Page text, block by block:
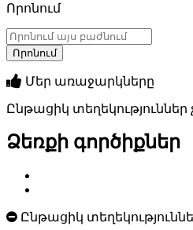
Որոնում
Մեր առաջարկները
Ընթացիկ տեղեկություններ
Ձեռքի գործիքներ
Ընթացիկ